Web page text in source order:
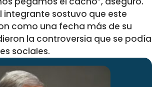
integrante sostuvo que este
como una fecha más de su
la controversia que se podía
sociales.